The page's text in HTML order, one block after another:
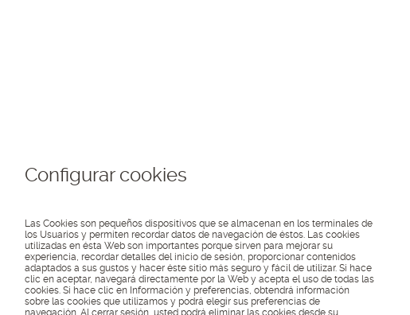
Configurar cookies
Las Cookies son pequeños dispositivos que se almacenan en los terminales de
los Usuarios y permiten recordar datos de navegación de éstos. Las cookies
utilizadas en ésta Web son importantes porque sirven para mejorar su
experiencia, recordar detalles del inicio de sesión, proporcionar contenidos
adaptados a sus gustos y hacer éste sitio más seguro y fácil de utilizar. Si hace
clic en aceptar, navegará directamente por la Web y acepta el uso de todas las
cookies. Si hace clic en Información y preferencias, obtendrá información
sobre las cookies que utilizamos y podrá elegir sus preferencias de
navegación. Al cerrar sesión, usted podrá eliminar las cookies desde su